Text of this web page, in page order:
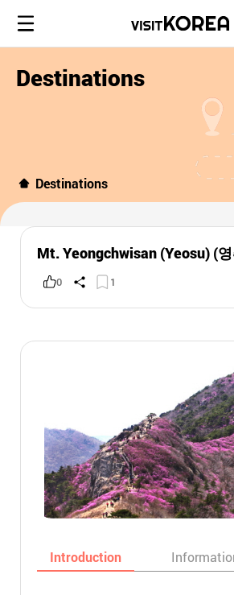
Destinations
Destinations
Mt. Yeongchwisan (Yeosu) (
0 1
Introduction